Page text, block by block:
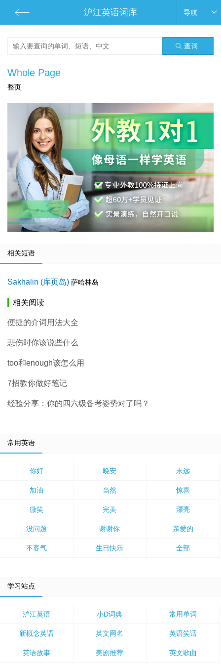
沪江英语词库 导航
查词
Whole Page
整页
相关短语
Sakhalin (库页岛) 萨哈林岛
相关阅读
便捷的介词用法大全
悲伤时你该说些什么
too和enough该怎么用
7招教你做好笔记
经验分享：你的四六级备考姿势对了吗？
常用英语
你好 晚安 永远
加油 当然 惊喜
微笑 完美 漂亮
没问题 谢谢你 亲爱的
不客气 生日快乐 全部
学习站点
沪江英语 小D词典 常用单词
新概念英语 英文网名 英语笑话
英语故事 美剧推荐 英文歌曲